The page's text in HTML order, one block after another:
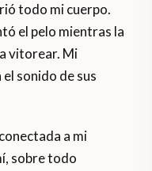
todo mi cuerpo.
el pelo mientras la
vitorear. Mi
sonido de sus
a mi
sobre todo